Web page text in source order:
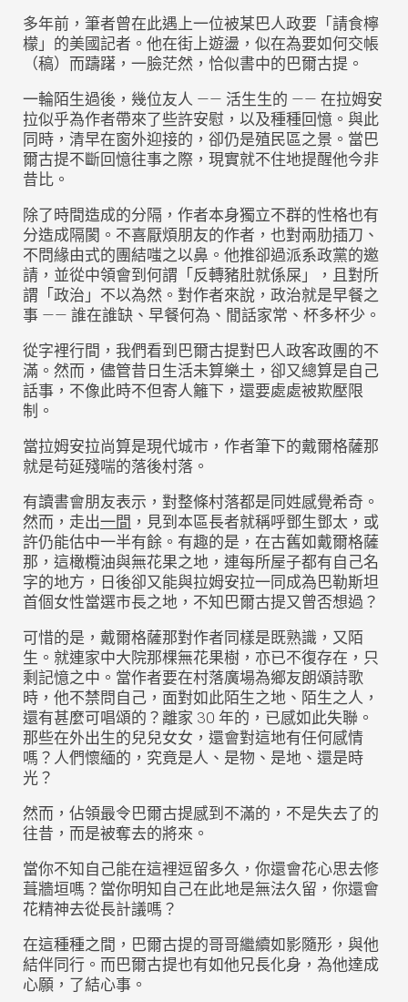
多年前，筆者曾在此遇上一位被某巴人政要「請食檸
檬」的美國記者。他在街上遊盪，似在為要如何交帳
（稿）而躊躇，一臉茫然，恰似書中的巴爾古提。
一輪陌生過後，幾位友人 —— 活生生的 —— 在拉姆安
拉似乎為作者帶來了些許安慰，以及種種回憶。與此
同時，清早在窗外迎接的，卻仍是殖民區之景。當巴
爾古提不斷回憶往事之際，現實就不住地提醒他今非
昔比。
除了時間造成的分隔，作者本身獨立不群的性格也有
分造成隔閡。不喜厭煩朋友的作者，也對兩肋插刀、
不問緣由式的團結嗤之以鼻。他推卻過派系政黨的邀
請，並從中領會到何謂「反轉豬肚就係屎」，且對所
謂「政治」不以為然。對作者來說，政治就是早餐之
事 —— 誰在誰缺、早餐何為、閒話家常、杯多杯少。
從字裡行間，我們看到巴爾古提對巴人政客政團的不
滿。然而，儘管昔日生活未算樂土，卻又總算是自己
話事，不像此時不但寄人籬下，還要處處被欺壓限
制。
當拉姆安拉尚算是現代城市，作者筆下的戴爾格薩那
就是苟延殘喘的落後村落。
有讀書會朋友表示，對整條村落都是同姓感覺希奇。
然而，走出一間 ，見到本區長者就稱呼鄧生鄧太，或
許仍能估中一半有餘。有趣的是，在古舊如戴爾格薩
那，這橄欖油與無花果之地，連每所屋子都有自己名
字的地方，日後卻又能與拉姆安拉一同成為巴勒斯坦
首個女性當選市長之地，不知巴爾古提又曾否想過？
可惜的是，戴爾格薩那對作者同樣是既熟識，又陌
生。就連家中大院那棵無花果樹，亦已不復存在，只
剩記憶之中。當作者要在村落廣場為鄉友朗頌詩歌
時，他不禁問自己，面對如此陌生之地、陌生之人，
還有甚麼可唱頌的？離家 30 年的，已感如此失聯。
那些在外出生的兒兒女女，還會對這地有任何感情
嗎？人們懷緬的，究竟是人、是物、是地、還是時
光？
然而，佔領最令巴爾古提感到不滿的，不是失去了的
往昔，而是被奪去的將來。
當你不知自己能在這裡逗留多久，你還會花心思去修
葺牆垣嗎？當你明知自己在此地是無法久留，你還會
花精神去從長計議嗎？
在這種種之間，巴爾古提的哥哥繼續如影隨形，與他
結伴同行。而巴爾古提也有如他兄長化身，為他達成
心願，了結心事。